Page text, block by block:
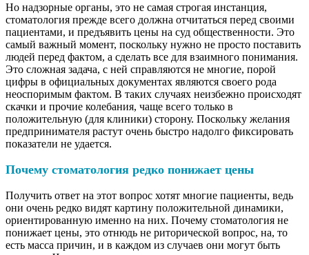
Но надзорные органы, это не самая строгая инстанция,
стоматология прежде всего должна отчитаться перед своими
пациентами, и предъявить цены на суд общественности. Это
самый важный момент, поскольку нужно не просто поставить
людей перед фактом, а сделать все для взаимного понимания.
Это сложная задача, с ней справляются не многие, порой
цифры в официальных документах являются своего рода
неоспоримым фактом. В таких случаях неизбежно происходят
скачки и прочие колебания, чаще всего только в
положительную (для клиники) сторону. Поскольку желания
предпринимателя растут очень быстро надолго фиксировать
показатели не удается.
Почему стоматология редко понижает цены
Получить ответ на этот вопрос хотят многие пациенты, ведь
они очень редко видят картину положительной динамики,
ориентированную именно на них. Почему стоматология не
понижает цены, это отнюдь не риторической вопрос, на, то
есть масса причин, и в каждом из случаев они могут быть